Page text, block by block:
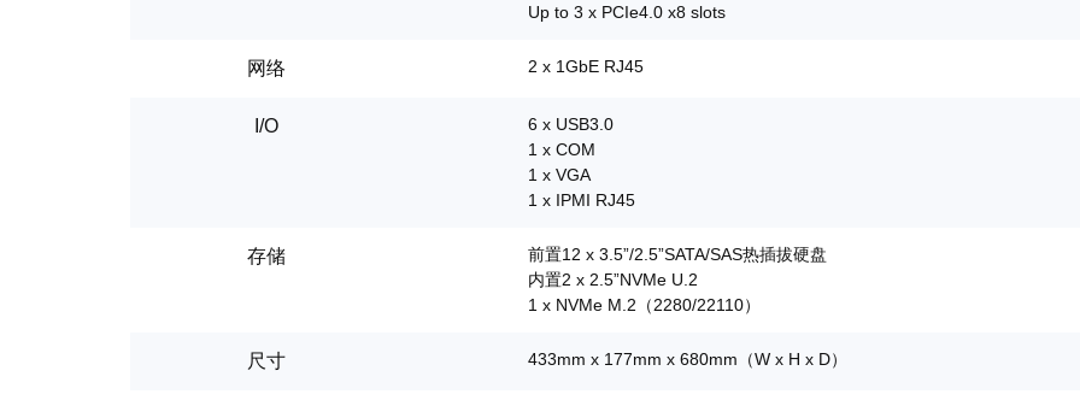
Up to 3 x PCIe4.0 x8 slots
网络 2 x 1GbE RJ45
I/O
6 x USB3.0
1 x COM
1 x VGA
1 x IPMI RJ45
存储
前置12 x 3.5”/2.5”SATA/SAS热插拔硬盘
内置2 x 2.5”NVMe U.2
1 x NVMe M.2（2280/22110）
尺寸 433mm x 177mm x 680mm（W x H x D）